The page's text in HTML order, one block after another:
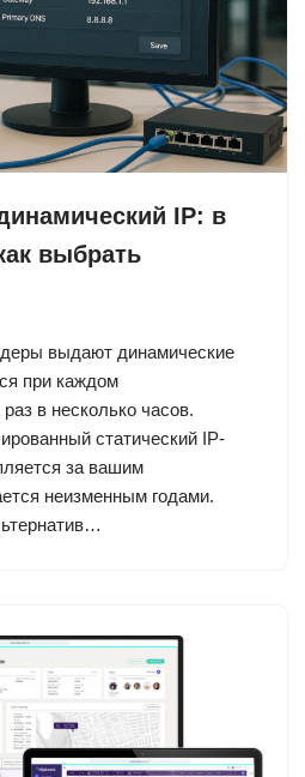
IP: в
выбрать
выдают динамические
при каждом
в несколько часов.
статический IP-
за вашим
неизменным годами.